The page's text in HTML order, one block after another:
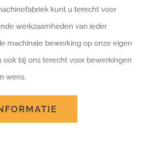
kunt u terecht voor
werkzaamheden van ieder
machinale bewerking op onze eigen
ook bij ons terecht voor bewerkingen
wens.